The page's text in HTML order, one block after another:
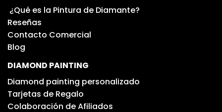
¿Qué es la Pintura de Diamante?
Reseñas
Contacto Comercial
Blog
DIAMOND PAINTING
Diamond painting personalizado
Tarjetas de Regalo
Colaboración de Afiliados